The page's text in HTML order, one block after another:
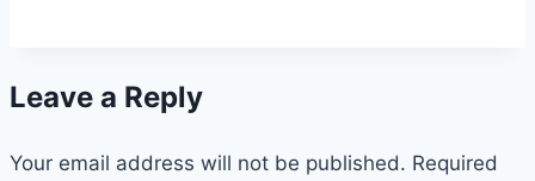
Leave a Reply
Your email address will not be published. Required